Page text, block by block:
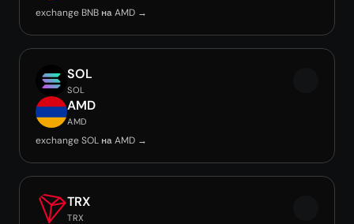
exchange BNB на AMD →
SOL
SOL
AMD
AMD
exchange SOL на AMD →
TRX
TRX